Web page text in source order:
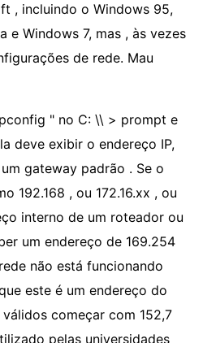
, incluindo o Windows 95,
e Windows 7, mas , às vezes
de rede. Mau
" no C: \\ > prompt e
deve exibir o endereço IP,
gateway padrão . Se o
192.168 , ou 172.16.xx , ou
interno de um roteador ou
um endereço de 169.254
não está funcionando
este é um endereço do
começar com 152,7
pelas universidades